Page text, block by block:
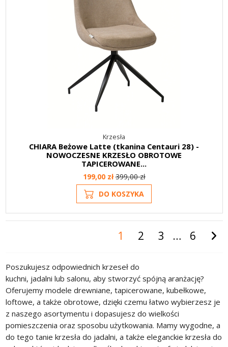
Krzesła
CHIARA Beżowe Latte (tkanina Centauri 28) -
NOWOCZESNE KRZESŁO OBROTOWE
TAPICEROWANE...
199,00 zł399,00 zł
DO KOSZYKA
1 2 3 … 6
Poszukujesz odpowiednich krzeseł do
kuchni, jadalni lub salonu, aby stworzyć spójną aranżację?
Oferujemy modele drewniane, tapicerowane, kubełkowe,
loftowe, a także obrotowe, dzięki czemu łatwo wybierzesz je
z naszego asortymentu i dopasujesz do wielkości
pomieszczenia oraz sposobu użytkowania. Mamy wygodne, a
do tego tanie krzesła do jadalni, a także eleganckie krzesła do